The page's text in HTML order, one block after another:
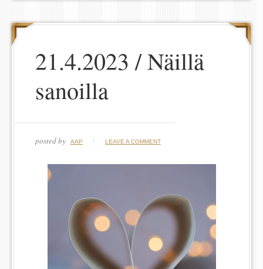
21.4.2023 / Näillä
sanoilla
posted by AAP LEAVE A COMMENT